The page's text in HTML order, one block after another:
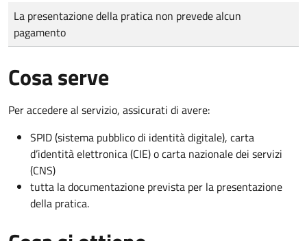
Tipo di pagamento
Importo
La presentazione della pratica non prevede alcun
pagamento
Cosa serve
Per accedere al servizio, assicurati di avere:
SPID (sistema pubblico di identità digitale), carta
d’identità elettronica (CIE) o carta nazionale dei servizi
(CNS)
tutta la documentazione prevista per la presentazione
della pratica.